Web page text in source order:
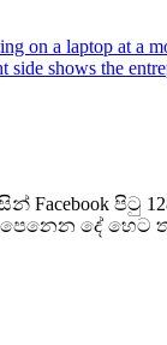
Facebook
පෙනෙන දේ